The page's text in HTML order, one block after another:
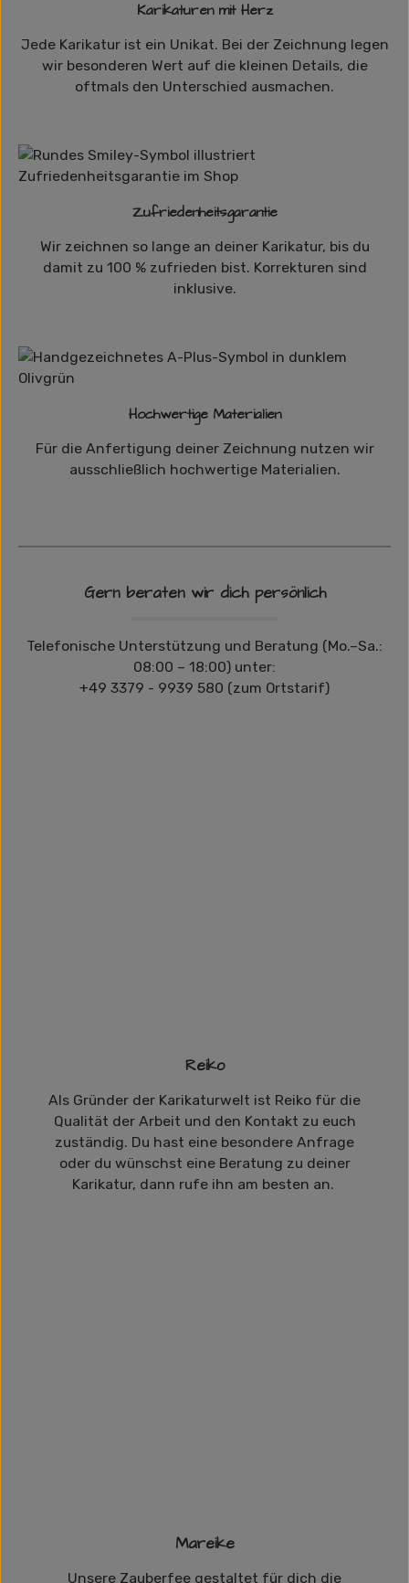
Karikaturen mit Herz
Jede Karikatur ist ein Unikat. Bei der Zeichnung legen
wir besonderen Wert auf die kleinen Details, die
oftmals den Unterschied ausmachen.
Zufriedenheitsgarantie
Wir zeichnen so lange an deiner Karikatur, bis du
damit zu 100 % zufrieden bist. Korrekturen sind
inklusive.
Hochwertige Materialien
Für die Anfertigung deiner Zeichnung nutzen wir
ausschließlich hochwertige Materialien.
Gern beraten wir dich persönlich
Telefonische Unterstützung und Beratung (Mo.–Sa.:
08:00 – 18:00) unter:
+49 3379 - 9939 580 (zum Ortstarif)
Reiko
Als Gründer der Karikaturwelt ist Reiko für die
Qualität der Arbeit und den Kontakt zu euch
zuständig. Du hast eine besondere Anfrage
oder du wünschst eine Beratung zu deiner
Karikatur, dann rufe ihn am besten an.
Mareike
Unsere Zauberfee gestaltet für dich die